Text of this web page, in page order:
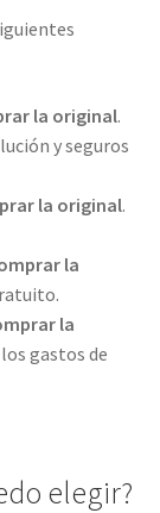
la original.
y seguros
la original.
la
la
gastos de
elegir?